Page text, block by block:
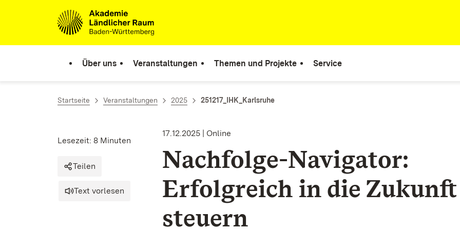
Zum Inhalt springen
Link zur Startseite
Über uns Veranstaltungen Themen und Projekte Service
Startseite Veranstaltungen 2025 251217_IHK_Karlsruhe
17.12.2025 | Online
Nachfolge-Navigator:
Erfolgreich in die Zukunft
steuern
Lesezeit: 8 Minuten
Teilen
Text vorlesen